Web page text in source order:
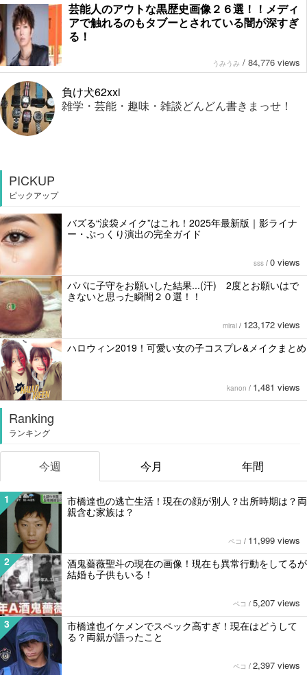
芸能人のアウトな黒歴史画像２６選！！メディ
アで触れるのもタブーとされている闇が深すぎ
る！
うみうみ / 84,776 views
負け犬62xxi
雑学・芸能・趣味・雑談どんどん書きまっせ！
PICKUP
ピックアップ
バズる“涙袋メイク”はこれ！2025年最新版｜影ライナ
ー・ぷっくり演出の完全ガイド
sss / 0 views
パパに子守をお願いした結果...(汗) 2度とお願いはで
きないと思った瞬間２０選！！
mirai / 123,172 views
ハロウィン2019！可愛い女の子コスプレ&メイクまとめ
kanon / 1,481 views
Ranking
ランキング
今週 今月 年間
1
市橋達也の逃亡生活！現在の顔が別人？出所時期は？両
親含む家族は？
ペコ / 11,999 views
2
酒鬼薔薇聖斗の現在の画像！現在も異常行動をしてるが
結婚も子供もいる！
ペコ / 5,207 views
3
市橋達也イケメンでスペック高すぎ！現在はどうして
る？両親が語ったこと
ペコ / 2,397 views